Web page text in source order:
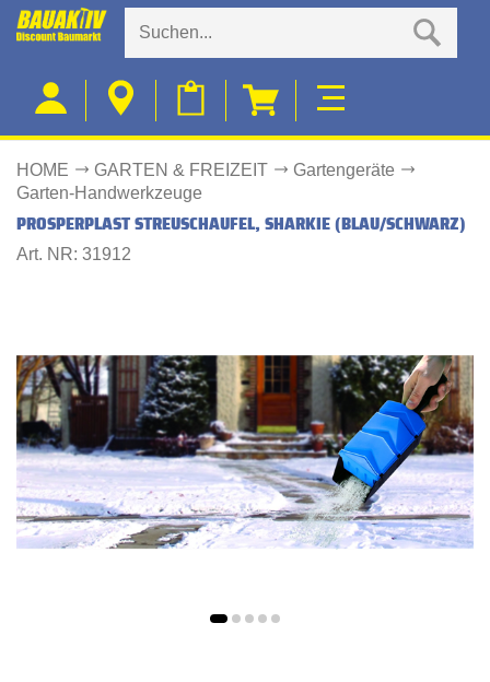
HOME GARTEN & FREIZEIT
Gartengeräte
Garten-Handwerkzeuge
PROSPERPLAST STREUSCHAUFEL, SHARKIE (BLAU/SCHWARZ)
Art. NR: 31912